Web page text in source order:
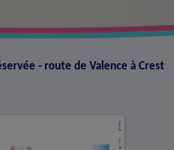
- route de Valence à Crest